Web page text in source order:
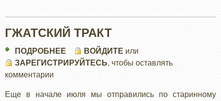
ГЖАТСКИЙ ТРАКТ
ПОДРОБНЕЕ
ГЖАТСКИЙ
ВОЙДИТЕ или
ЗАРЕГИСТРИРУЙТЕСЬ, чтобы оставлять
комментарии
Еще в начале июля мы отправились по старинному